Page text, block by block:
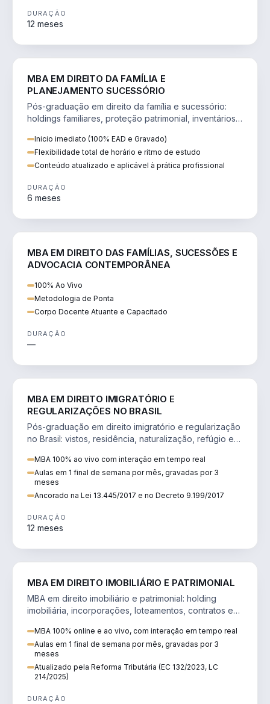
DURAÇÃO
12 meses
MBA EM DIREITO DA FAMÍLIA E
PLANEJAMENTO SUCESSÓRIO
Pós-graduação em direito da família e sucessório:
holdings familiares, proteção patrimonial, inventários
Inicio imediato (100% EAD e Gravado)
Flexibilidade total de horário e ritmo de estudo
Conteúdo atualizado e aplicável à prática profissional
DURAÇÃO
6 meses
MBA EM DIREITO DAS FAMÍLIAS, SUCESSÕES E
ADVOCACIA CONTEMPORÂNEA
100% Ao Vivo
Metodologia de Ponta
Corpo Docente Atuante e Capacitado
DURAÇÃO
—
MBA EM DIREITO IMIGRATÓRIO E
REGULARIZAÇÕES NO BRASIL
Pós-graduação em direito imigratório e regularização
no Brasil: vistos, residência, naturalização, refúgio e
MBA 100% ao vivo com interação em tempo real
Aulas em 1 final de semana por mês, gravadas por 3
meses
Ancorado na Lei 13.445/2017 e no Decreto 9.199/2017
DURAÇÃO
12 meses
MBA EM DIREITO IMOBILIÁRIO E PATRIMONIAL
MBA em direito imobiliário e patrimonial: holding
imobiliária, incorporações, loteamentos, contratos e
MBA 100% online e ao vivo, com interação em tempo real
Aulas em 1 final de semana por mês, gravadas por 3
meses
Atualizado pela Reforma Tributária (EC 132/2023, LC
214/2025)
DURAÇÃO